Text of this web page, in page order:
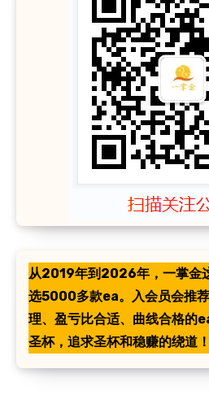
从2019年到2026年，一掌金
选5000多款ea。入会员会推
理、盈亏比合适、曲线合格的
圣杯，追求圣杯和稳赚的绕道！